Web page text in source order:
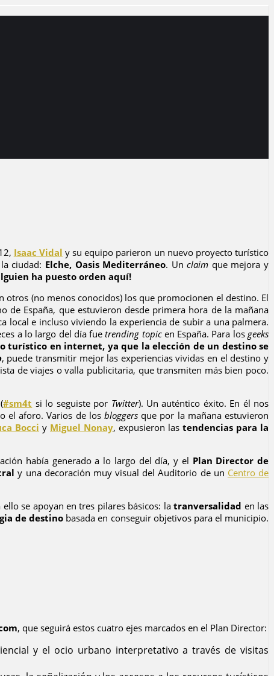
Isaac Vidal y su equipo parieron un nuevo proyecto turístico
ciudad: Elche, Oasis Mediterráneo. Unclaim que mejora y
ha puesto orden aquí!
(no menos conocidos) los que promocionen el destino. El
de España, que estuvieron desde primera hora de la mañana
local e incluso viviendo la experiencia de subir a una palmera.
a lo largo del día fuetrending topicen España. Para losgeeks
turístico en internet, ya que la elección de un destino se
, puede transmitir mejor las experiencias vividas en el destino y
de viajes o valla publicitaria, que transmiten más bien poco.
#sm4t si lo seguiste por Twitter). Un auténtico éxito. En él nos
el aforo. Varios de losbloggers que por la mañana estuvieron
Bocci y Miguel Nonay, expusieron las tendencias para la
había generado a lo largo del día, y el Plan Director de
y una decoración muy visual del Auditorio de un Centro de
ello se apoyan en tres pilares básicos: latranversalidad en las
de destino basada en conseguir objetivos para el municipio.
, que seguirá estos cuatro ejes marcados en el Plan Director:
y el ocio urbano interpretativo a través de visitas